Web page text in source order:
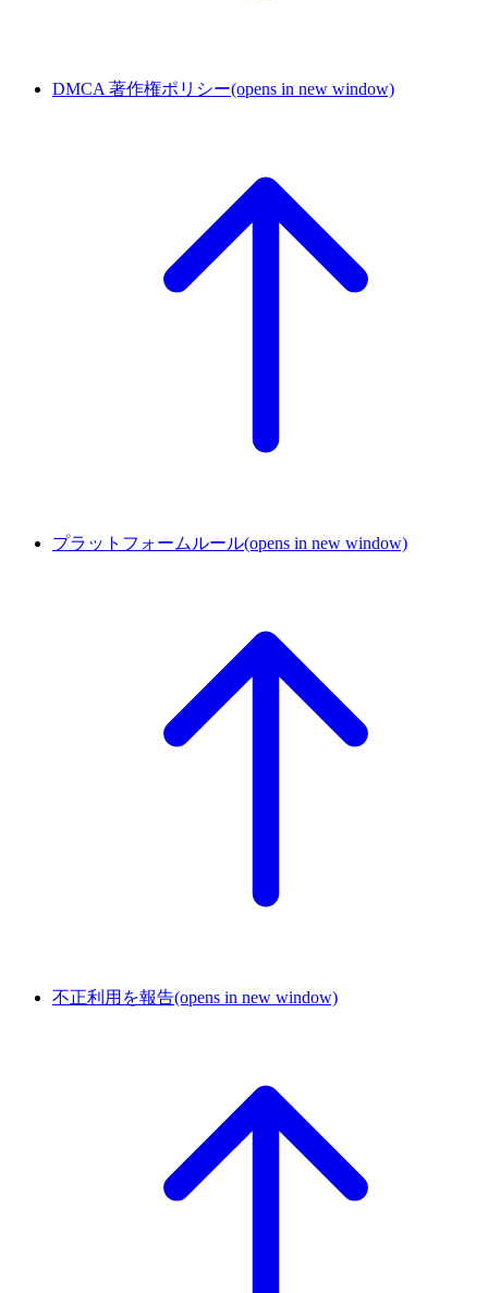
DMCA 著作権ポリシー(opens in new window)
プラットフォームルール(opens in new window)
不正利用を報告(opens in new window)